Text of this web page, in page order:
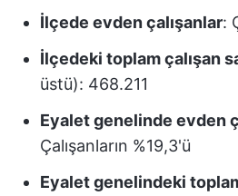
İlçede evden çalışanlar:
İlçedeki toplam çalışan
üstü): 468.211
Eyalet genelinde evden
Çalışanların %19,3'ü
Eyalet genelindeki